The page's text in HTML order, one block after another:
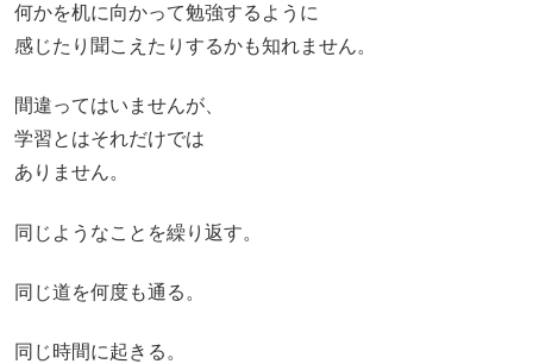
何かを机に向かって勉強するように
感じたり聞こえたりするかも知れません。
間違ってはいませんが、
学習とはそれだけでは
ありません。
同じようなことを繰り返す。
同じ道を何度も通る。
同じ時間に起きる。